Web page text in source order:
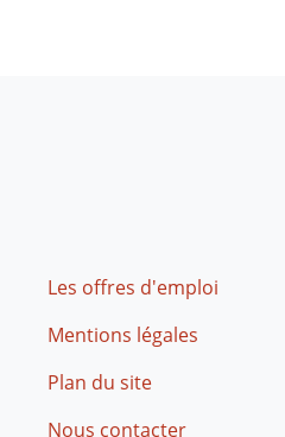
Footer
Les offres d'emploi
Mentions légales
Plan du site
Nous contacter